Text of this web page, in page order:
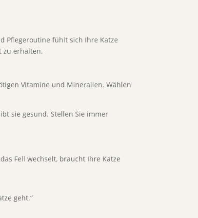
Pflegeroutine fühlt sich Ihre Katze
zu erhalten.
Vitamine und Mineralien. Wählen
sie gesund. Stellen Sie immer
Fell wechselt, braucht Ihre Katze
geht.“